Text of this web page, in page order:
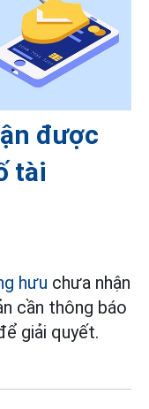
được
tài
hưu chưa nhận
cần thông báo
giải quyết.